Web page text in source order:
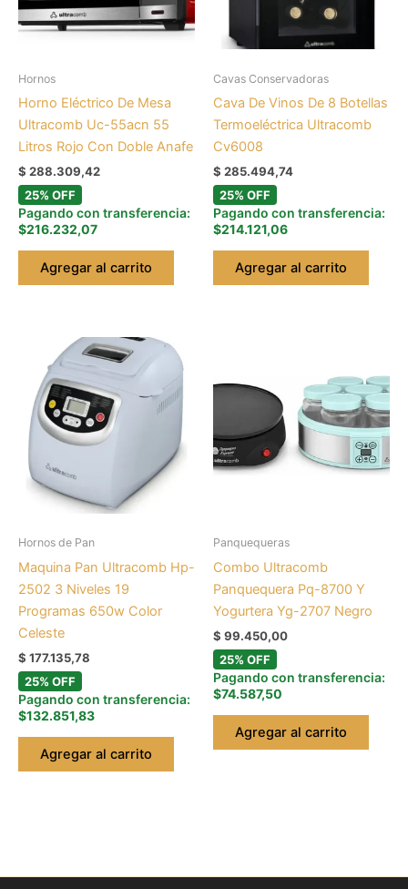
Hornos
Horno Eléctrico De Mesa
Ultracomb Uc-55acn 55
Litros Rojo Con Doble Anafe
$ 288.309,42
25% OFF
Pagando con transferencia:
$216.232,07
Agregar al carrito
Cavas Conservadoras
Cava De Vinos De 8 Botellas
Termoeléctrica Ultracomb
Cv6008
$ 285.494,74
25% OFF
Pagando con transferencia:
$214.121,06
Agregar al carrito
Hornos de Pan
Maquina Pan Ultracomb Hp-
2502 3 Niveles 19
Programas 650w Color
Celeste
$ 177.135,78
25% OFF
Pagando con transferencia:
$132.851,83
Agregar al carrito
Panquequeras
Combo Ultracomb
Panquequera Pq-8700 Y
Yogurtera Yg-2707 Negro
$ 99.450,00
25% OFF
Pagando con transferencia:
$74.587,50
Agregar al carrito